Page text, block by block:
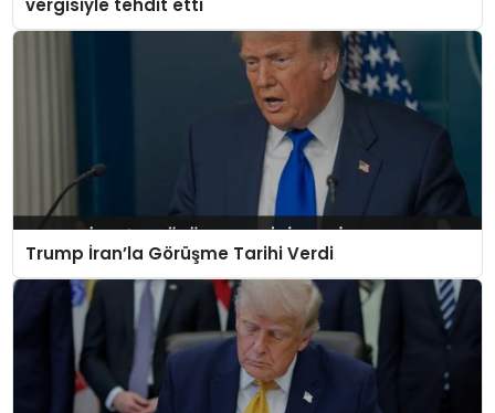
Trump İran’la Görüşme Tarihi Verdi